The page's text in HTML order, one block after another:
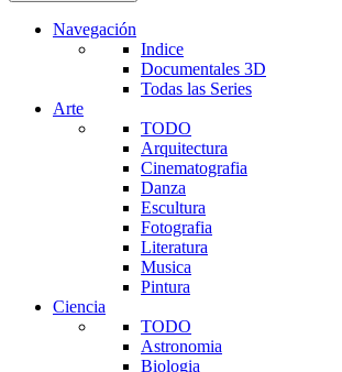
Navegación
Indice
Documentales 3D
Todas las Series
Arte
TODO
Arquitectura
Cinematografia
Danza
Escultura
Fotografia
Literatura
Musica
Pintura
Ciencia
TODO
Astronomia
Biologia